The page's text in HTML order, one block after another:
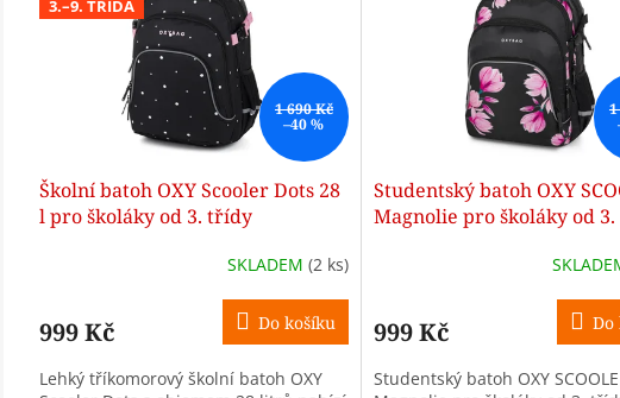
u
k
3.–9. TŘÍDA
1 690 Kč
–40 %
Školní batoh OXY Scooler Dots 28
l pro školáky od 3. třídy
SKLADEM (2 ks)
999 Kč Do košíku
Lehký tříkomorový školní batoh OXY
Studentský batoh OXY
Magnolie pro školáky od
999 Kč Do
Studentský batoh OXY